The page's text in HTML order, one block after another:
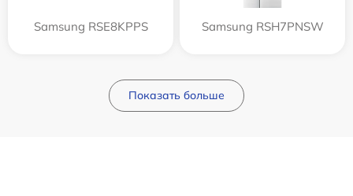
Samsung RSE8KPPS Samsung RSH7PNSW
Показать больше